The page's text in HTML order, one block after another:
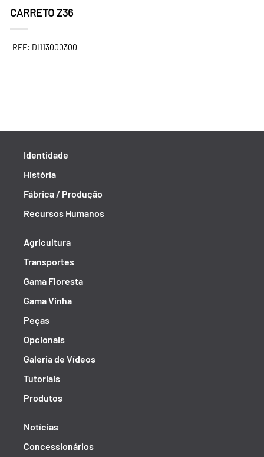
CARRETO Z36
REF: DI113000300
Identidade
História
Fábrica / Produção
Recursos Humanos
Agricultura
Transportes
Gama Floresta
Gama Vinha
Peças
Opcionais
Galeria de Vídeos
Tutoriais
Produtos
Notícias
Concessionários